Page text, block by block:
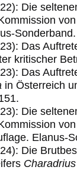
Die
von
-
Das
kritischer
Das
in Österreich
Die
Elanus-
Die